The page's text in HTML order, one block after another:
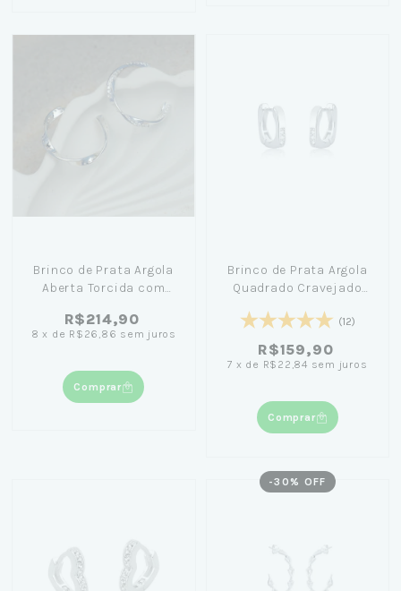
Brinco de Prata Argola
Aberta Torcida com
From Rio
R$214,90
8 x de R$26,86 sem juros
Comprar
Brinco de Prata Argola
Quadrado Cravejado
(12)
R$159,90
7 x de R$22,84 sem juros
Comprar
-30 % OFF